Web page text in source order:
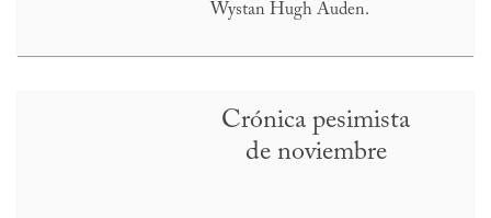
Wystan Hugh Auden.
Crónica pesimista
de noviembre